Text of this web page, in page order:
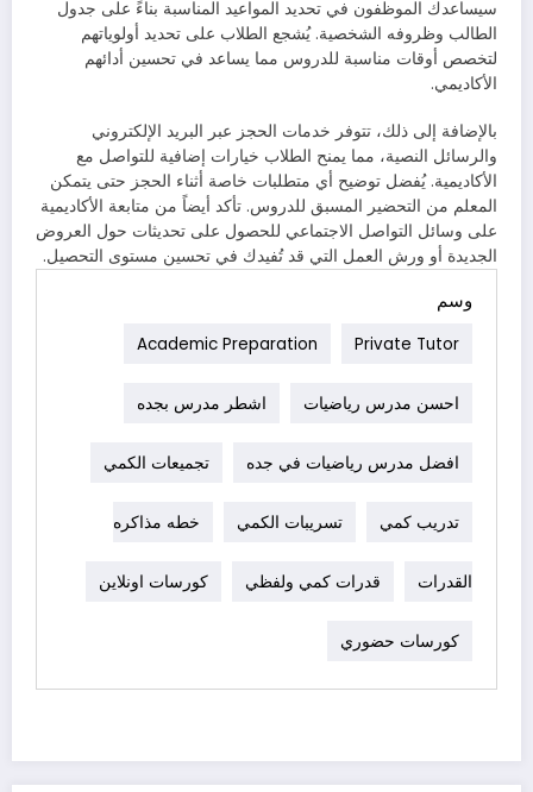
سيساعدك الموظفون في تحديد المواعيد المناسبة بناءً على جدول
الطالب وظروفه الشخصية. يُشجع الطلاب على تحديد أولوياتهم
لتخصص أوقات مناسبة للدروس مما يساعد في تحسين أدائهم
الأكاديمي.
بالإضافة إلى ذلك، تتوفر خدمات الحجز عبر البريد الإلكتروني
والرسائل النصية، مما يمنح الطلاب خيارات إضافية للتواصل مع
الأكاديمية. يُفضل توضيح أي متطلبات خاصة أثناء الحجز حتى يتمكن
المعلم من التحضير المسبق للدروس. تأكد أيضاً من متابعة الأكاديمية
على وسائل التواصل الاجتماعي للحصول على تحديثات حول العروض
الجديدة أو ورش العمل التي قد تُفيدك في تحسين مستوى التحصيل.
وسم
Academic Preparation Private Tutor
احسن مدرس رياضيات اشطر مدرس بجده
افضل مدرس رياضيات في جده تجميعات الكمي
تدريب كمي تسريبات الكمي خطه مذاكره
القدرات قدرات كمي ولفظي كورسات اونلاين
كورسات حضوري